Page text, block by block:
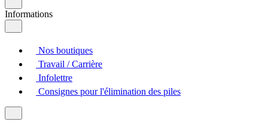
Informations
Nos boutiques
Travail / Carrière
Infolettre
Consignes pour l'élimination des piles